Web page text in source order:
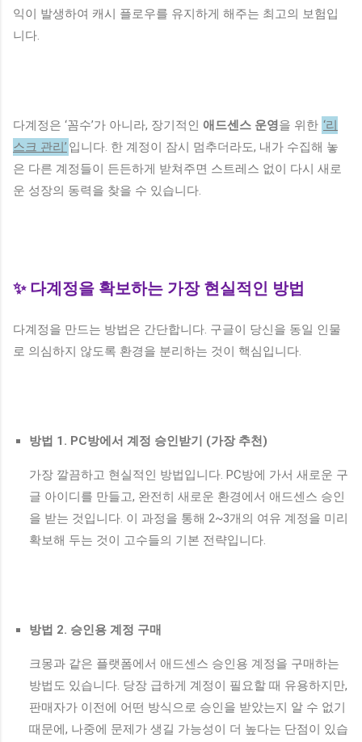
익이 발생하여 캐시 플로우를 유지하게 해주는 최고의 보험입
니다.
다계정은 ‘꼼수’가 아니라, 장기적인 애드센스 운영을 위한 ‘리
스크 관리’ 입니다. 한 계정이 잠시 멈추더라도, 내가 수집해 놓
은 다른 계정들이 든든하게 받쳐주면 스트레스 없이 다시 새로
운 성장의 동력을 찾을 수 있습니다.
✨ 다계정을 확보하는 가장 현실적인 방법
다계정을 만드는 방법은 간단합니다. 구글이 당신을 동일 인물
로 의심하지 않도록 환경을 분리하는 것이 핵심입니다.
방법 1. PC방에서 계정 승인받기 (가장 추천)
가장 깔끔하고 현실적인 방법입니다. PC방에 가서 새로운 구
글 아이디를 만들고, 완전히 새로운 환경에서 애드센스 승인
을 받는 것입니다. 이 과정을 통해 2~3개의 여유 계정을 미리
확보해 두는 것이 고수들의 기본 전략입니다.
방법 2. 승인용 계정 구매
크몽과 같은 플랫폼에서 애드센스 승인용 계정을 구매하는
방법도 있습니다. 당장 급하게 계정이 필요할 때 유용하지만,
판매자가 이전에 어떤 방식으로 승인을 받았는지 알 수 없기
때문에, 나중에 문제가 생길 가능성이 더 높다는 단점이 있습